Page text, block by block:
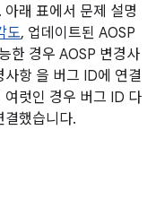
래 표에서 문제 설명
도, 업데이트된 AOSP
한 경우 AOSP 변경사
항 을 버그 ID에 연결
여럿인 경우 버그 ID 다
결했습니다.